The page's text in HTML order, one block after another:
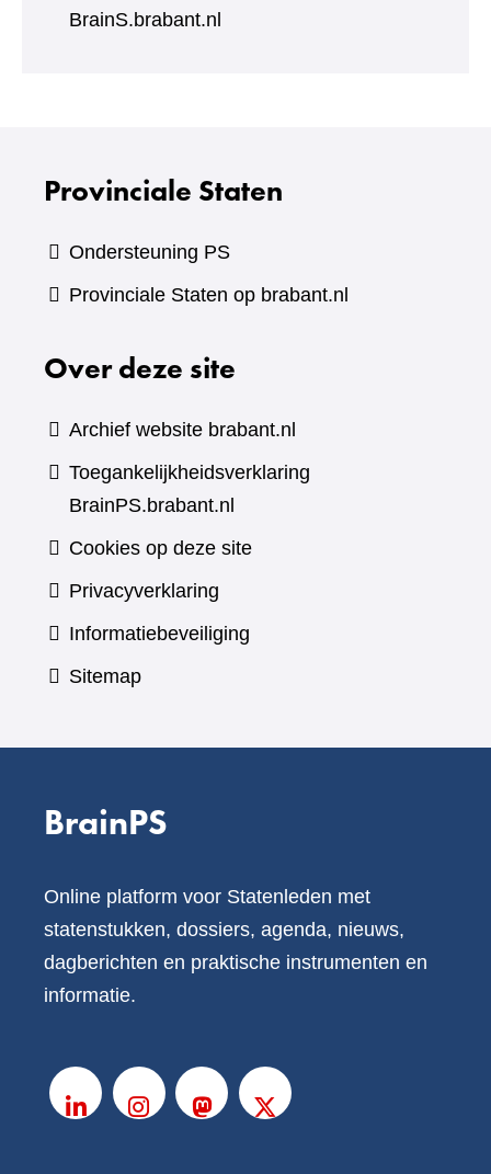
BrainS.brabant.nl
Provinciale Staten
Ondersteuning PS
Provinciale Staten op brabant.nl
Over deze site
Archief website brabant.nl
Toegankelijkheidsverklaring
BrainPS.brabant.nl
Cookies op deze site
Privacyverklaring
Informatiebeveiliging
Sitemap
BrainPS
Online platform voor Statenleden met
statenstukken, dossiers, agenda, nieuws,
dagberichten en praktische instrumenten en
informatie.